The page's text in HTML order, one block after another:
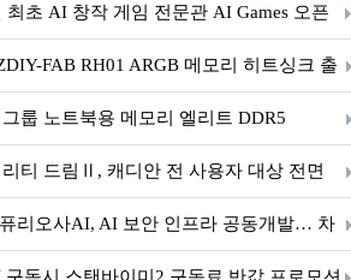
최초 AI 창작 게임 전문관 AI Games 오픈
FAB RH01 ARGB 메모리 히트싱크 출
룹 노트북용 메모리 엘리트 DDR5
티 드림Ⅱ, 캐디안 전 사용자 대상 전면
리오사AI, AI 보안 인프라 공동개발… 차